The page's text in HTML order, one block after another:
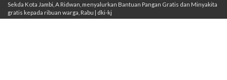
Sekda Kota Jambi, A Ridwan, menyalurkan Bantuan Pangan Gratis dan Minyakita
gratis kepada ribuan warga, Rabu | dki-kj